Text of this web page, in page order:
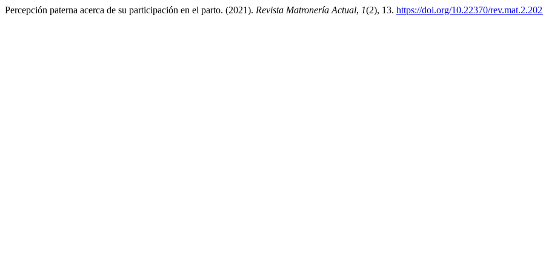
Percepción paterna acerca de su participación en el parto. (2021). Revista Matronería Actual, 1(2), 13. https://doi.org/10.22370/